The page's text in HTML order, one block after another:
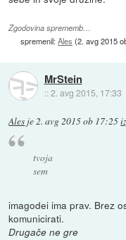
Zgodovina sprememb…
spremenil:Ales (2. avg 2015
MrStein
::2. avg 2015, 17:33
Ales je2. avg 2015 ob 17:25
tvoja
sem
imagodei ima prav. Brez
komunicirati.
Drugače ne gre